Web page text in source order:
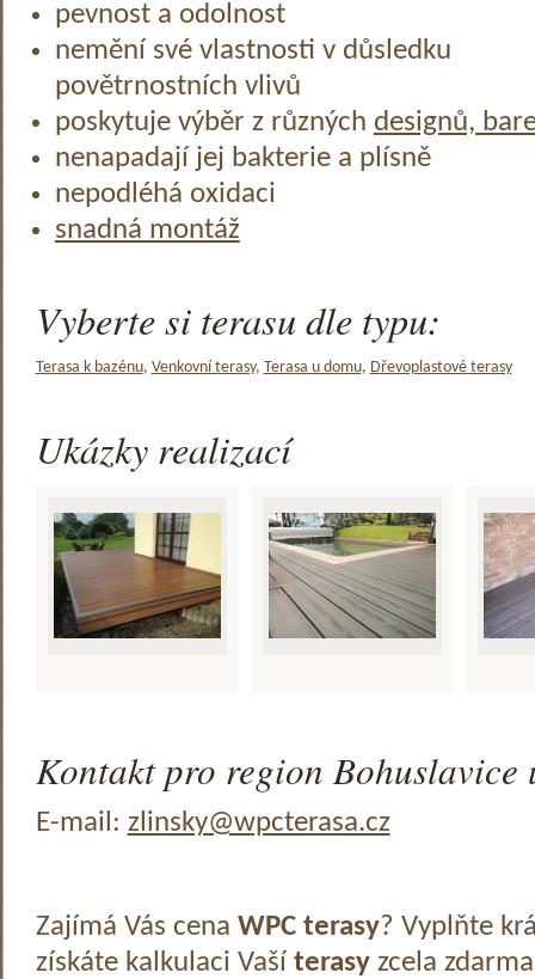
pevnost a odolnost
nemění své vlastnosti v důsledku
povětrnostních vlivů
poskytuje výběr z různých designů,
nenapadají jej bakterie a plísně
nepodléhá oxidaci
snadná montáž
Vyberte si terasu dle typu:
Terasa k bazénu, Venkovní terasy, Terasa u domu, Dřevoplastové terasy
Ukázky realizací
Kontakt pro region
E-mail: zlinsky@wpcterasa.cz
Zajímá Vás cena WPC terasy? Vyplňte
získáte kalkulaci Vaší terasyzcela